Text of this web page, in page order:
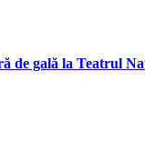
de gală la Teatrul